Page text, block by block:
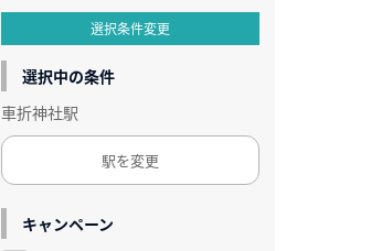
選択条件変更
選択中の条件
車折神社駅
駅を変更
キャンペーン